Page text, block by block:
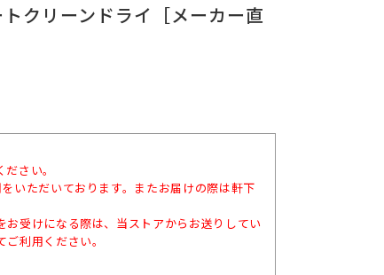
クリーンドライ［メーカー直
さい。
いただいております。またお届けの際は軒下
お受けになる際は、当ストアからお送りしてい
利用ください。